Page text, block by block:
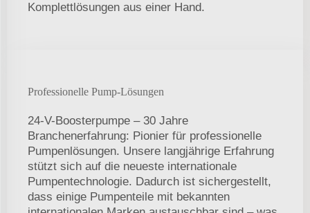
Komplettlösungen aus einer Hand.
Professionelle Pump-Lösungen
24-V-Boosterpumpe – 30 Jahre
Branchenerfahrung: Pionier für professionelle
Pumpenlösungen. Unsere langjährige Erfahrung
stützt sich auf die neueste internationale
Pumpentechnologie. Dadurch ist sichergestellt,
dass einige Pumpenteile mit bekannten